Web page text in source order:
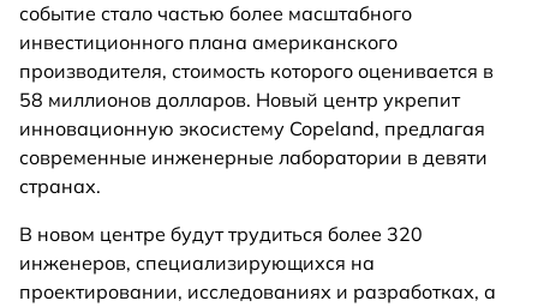
событие стало частью более масштабного
инвестиционного плана американского
производителя, стоимость которого оценивается в
58 миллионов долларов. Новый центр укрепит
инновационную экосистему Copeland, предлагая
современные инженерные лаборатории в девяти
странах.
В новом центре будут трудиться более 320
инженеров, специализирующихся на
проектировании, исследованиях и разработках, а